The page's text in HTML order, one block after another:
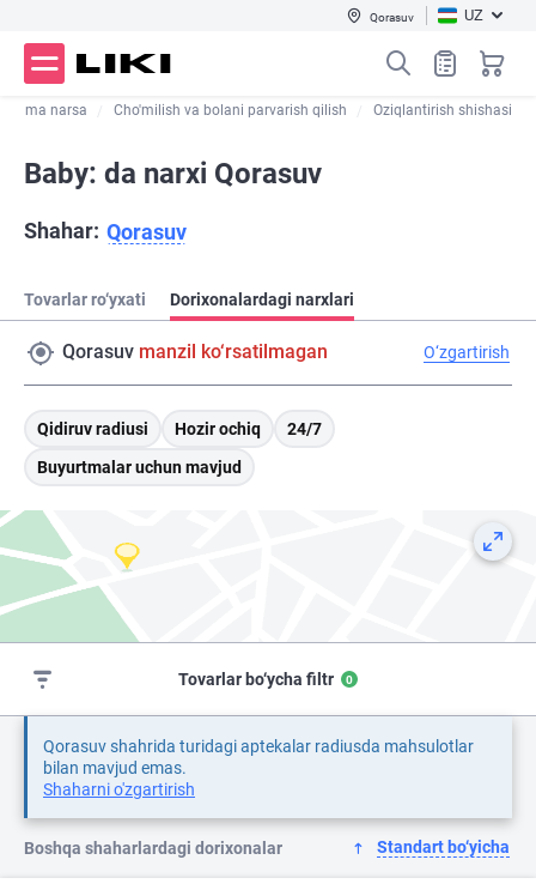
Qorasuv UZ
narsa Cho'milish va bolani parvarish qilish Oziqlantirish shishasi
Baby: da narxi Qorasuv
Shahar: Qorasuv
Tovarlar ro‘yxati Dorixonalardagi narxlari
Qorasuv manzil ko‘rsatilmagan O‘zgartirish
Qidiruv radiusi Hozir ochiq
24/7
Buyurtmalar uchun mavjud
Tovarlar bo‘ycha filtr 0
Qorasuv shahrida turidagi aptekalar radiusda mahsulotlar
bilan mavjud emas.
Shaharni o'zgartirish
Boshqa shaharlardagi dorixonalar Standart bo‘yicha